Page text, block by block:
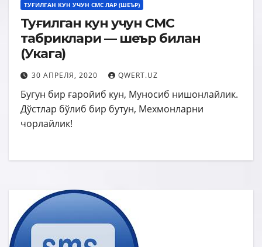
ТУҒИЛГАН КУН УЧУН СМС ЛАР (ШЕЪР)
Туғилган кун учун СМС
табриклари — шеър билан
(Укага)
30 АПРЕЛЯ, 2020 QWERT.UZ
Бугун бир ғаройиб кун, Муносиб нишонлайлик.
Дўстлар бўлиб бир бутун, Мехмонларни
чорлайлик!